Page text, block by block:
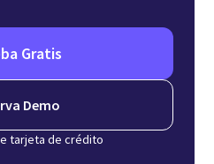
Gratis
Demo
tarjeta de crédito